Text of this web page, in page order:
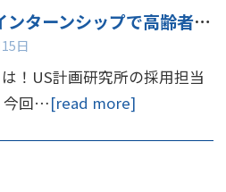
3daysインターンシップで高齢者体験してみませんか
日
！US計画研究所の採用担当
回…[read more]